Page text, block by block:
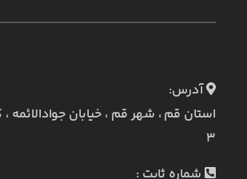
آدرس:
۳
شماره ثابت :